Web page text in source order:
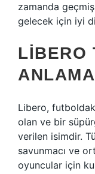
zamanda
gelecek için iyi
LIBERO
Libero,
olan ve bir
verilen isimdir.
savunmacı ve
oyuncular için